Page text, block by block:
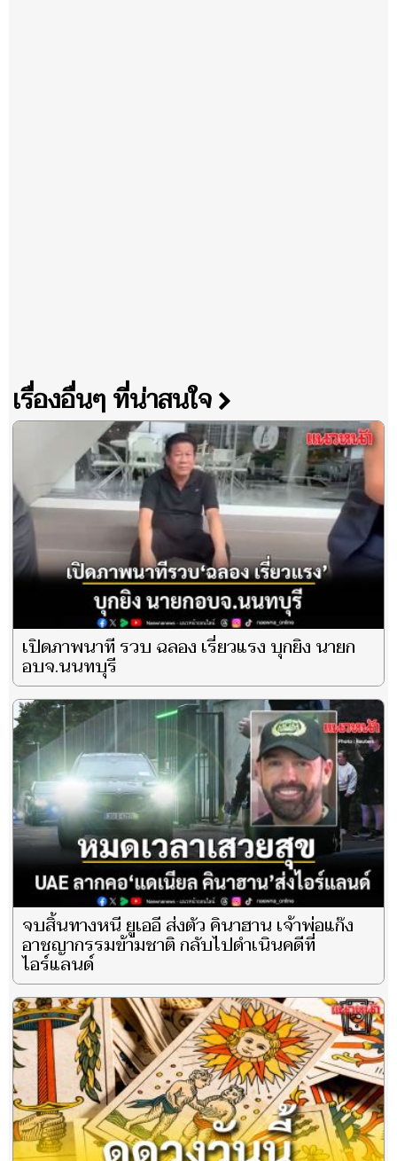
เรื่องอื่นๆ ที่น่าสนใจ
เปิดภาพนาที รวบ ฉลอง เรี่ยวแรง บุกยิง นายก
อบจ.นนทบุรี
จบสิ้นทางหนี ยูเออี ส่งตัว คินาฮาน เจ้าพ่อแก๊ง
อาชญากรรมข้ามชาติ กลับไปดำเนินคดีที่
ไอร์แลนด์